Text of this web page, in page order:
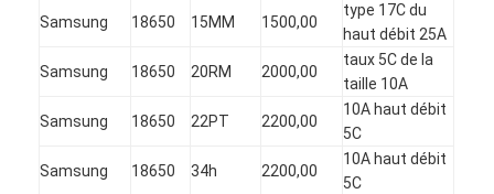
NiMH rechargeables Batteries
piles rechargeables NiCd
Samsung 18650 15MM 1500,00
type 17C du
haut débit 25A
Samsung 18650 20RM 2000,00
taux 5C de la
taille 10A
Samsung 18650 22PT 2200,00
10A haut débit
5C
Samsung 18650 34h 2200,00
10A haut débit
5C